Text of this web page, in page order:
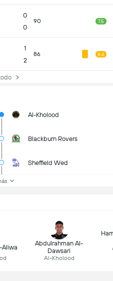
0
0
90 7.5
1
2
86 6.6
Al-Kholood
Blackburn Rovers
Sheffield Wed
Aliwa
Abdulrahman Al-
Dawsari
Al-Kholood